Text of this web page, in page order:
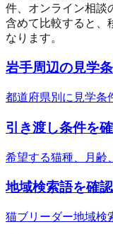
件、オンライン相談
含めて比較すると、
なります。
岩手周辺の見学
都道府県別に見学条
引き渡し条件を
希望する猫種、月齢
地域検索語を確
猫ブリーダー地域検